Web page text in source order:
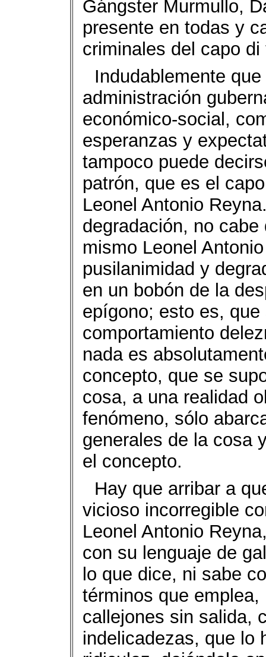
Gángster Murmullo,
presente en todas y
criminales del capo
Indudablemente
administración
económico-social,
esperanzas y
tampoco puede
patrón, que es el
Leonel Antonio
degradación, no
mismo Leonel
pusilanimidad y
en un bobón de la
epígono; esto es,
comportamiento
nada es
concepto, que se
cosa, a una realidad
fenómeno, sólo
generales de la cosa
el concepto.
Hay que arribar a
vicioso incorregible
Leonel Antonio
con su lenguaje de
lo que dice, ni sabe
términos que
callejones sin salida,
indelicadezas, que lo